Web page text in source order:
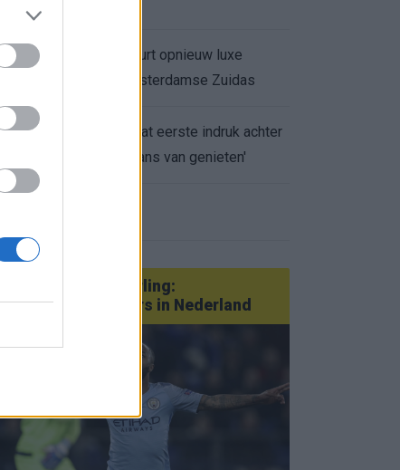
Hakim Ziyech verhuurt opnieuw luxe
appartement op Amsterdamse Zuidas
Marcos Leonardo laat eerste indruk achter
bij Ajax: 'Hier gaan fans van genieten'
Van Götze tot Sterling:
statementtransfers in Nederland